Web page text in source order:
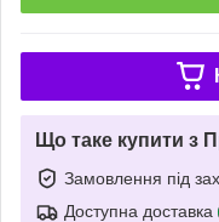
Що таке купити з
Замовлення під
Доступна доставка